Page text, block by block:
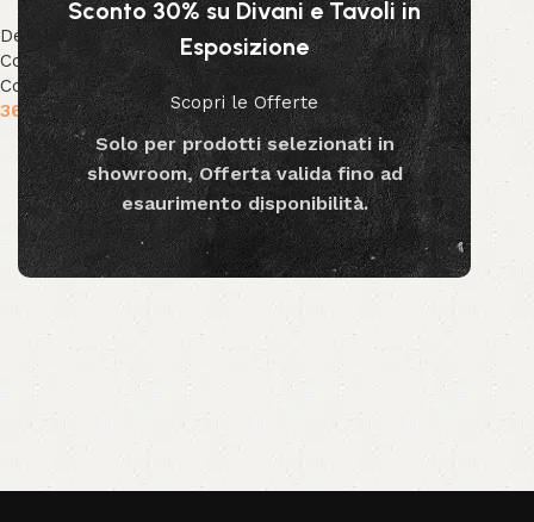
Sconto 30% su Divani e Tavoli in
Esposizione
Scopri le Offerte
Solo per prodotti selezionati in
showroom, Offerta valida fino ad
esaurimento disponibilità.
Decor & Accessori Specchi
Collezione Bizzotto
,
Collezione Decor
369.99
€
Aggiungi al carrello